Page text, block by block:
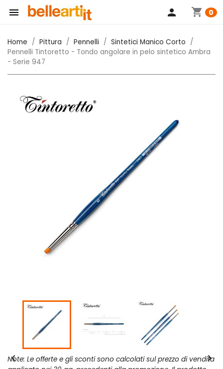
 shopping_cart 0
person
Home Pittura Pennelli
Sintetici Manico Corto
Pennelli Tintoretto - Tondo angolare in pelo sintetico Ambra
- Serie 947
 
Note: Le offerte e gli sconti sono calcolati sul prezzo di vendita